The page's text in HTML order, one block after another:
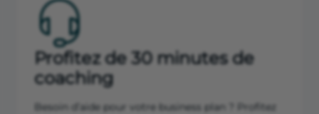
Profitez de 30 minutes de
coaching
Besoin d’aide pour votre business plan ? Profitez